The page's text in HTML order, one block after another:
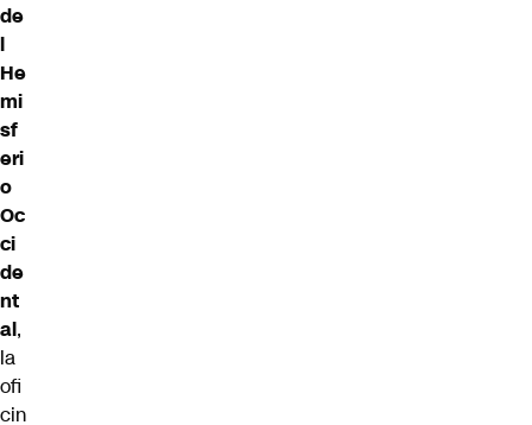
de
l
He
mi
sf
eri
o
Oc
ci
de
nt
al,
la
ofi
cin